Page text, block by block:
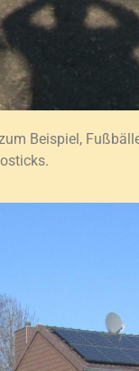
Beispiel,